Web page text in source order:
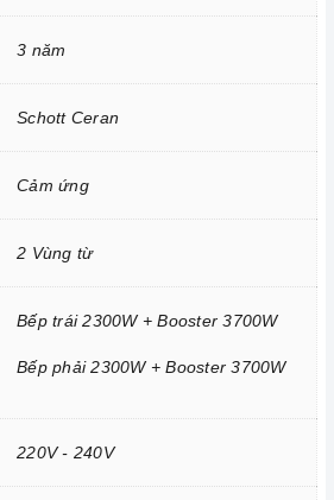
nghệ hiện đại
vùng nấu.
em:Tránh trường hợp trẻ nghịch
3 năm
Schott Ceran
Cảm ứng
2 Vùng từ
Bếp trái 2300W + Booster 3700W
Bếp phải 2300W + Booster 3700W
220V - 240V